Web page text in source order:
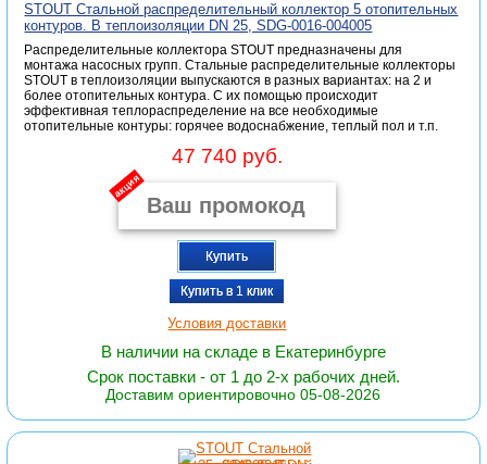
STOUT Стальной распределительный коллектор 5 отопительных
контуров. В теплоизоляции DN 25, SDG-0016-004005
Распределительные коллектора STOUT предназначены для
монтажа насосных групп. Стальные распределительные коллекторы
STOUT в теплоизоляции выпускаются в разных вариантах: на 2 и
более отопительных контура. С их помощью происходит
эффективная теплораспределение на все необходимые
отопительные контуры: горячее водоснабжение, теплый пол и т.п.
47 740 руб.
акция
Купить
Купить в 1 клик
Условия доставки
В наличии на складе в Екатеринбурге
Срок поставки - от 1 до 2-х рабочих дней.
Доставим ориентировочно 05-08-2026